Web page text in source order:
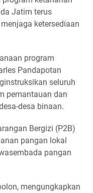
Jatim terus
ketersediaan
program
Pandapotan
seluruh
pemantauan dan
desa binaan.
Bergizi (P2B)
pangan lokal
pangan
mengungkapkan